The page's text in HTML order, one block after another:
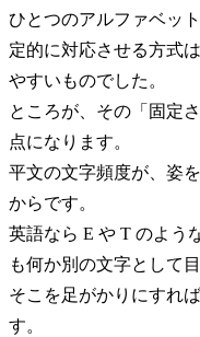
ひとつのアルファベッ
定的に対応させる方式
やすいものでした。
ところが、その「固定
点になります。
平文の文字頻度が、姿
からです。
英語なら E や T のよう
も何か別の文字として目
そこを足がかりにすれ
す。